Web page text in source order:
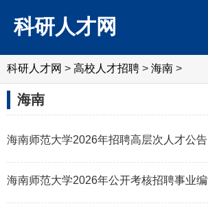
科研人才网
科研人才网 > 高校人才招聘 > 海南 >
海南
海南师范大学2026年招聘高层次人才公告